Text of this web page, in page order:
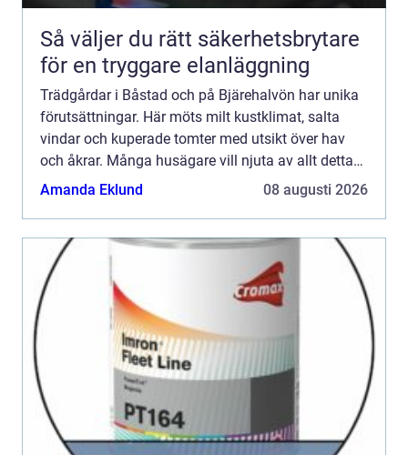
Så väljer du rätt säkerhetsbrytare
för en tryggare elanläggning
Trädgårdar i Båstad och på Bjärehalvön har unika
förutsättningar. Här möts milt kustklimat, salta
vindar och kuperade tomter med utsikt över hav
och åkrar. Många husägare vill njuta av allt detta
utan att lägga all ledig tid på ogräs, beskärning
Amanda Eklund 08 augusti 2026